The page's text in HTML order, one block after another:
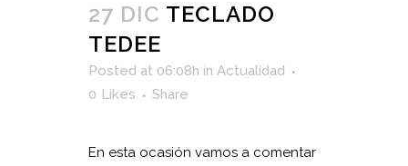
27 DIC TECLADO
TEDEE
Posted at 06:08h in Actualidad
0 Likes Share
En esta ocasión vamos a comentar